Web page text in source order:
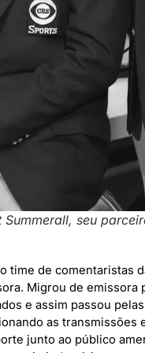
seu
time de comentaristas
Migrou de emissora
e assim passou
as
junto ao público